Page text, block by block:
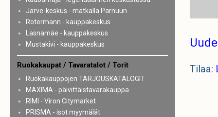
Tilaa:
Järve-keskus - matkalla Pärnuun
Rotermann - kauppakeskus
Lasnamäe - kauppakeskus
Mustakivi - kauppakeskus
Ruokakaupat / Tavaratalot / Torit
Ruokakauppojen TARJOUSKATALOGIT
MAXIMA - päivittäistavarakauppa
RIMI - Viron Citymarket
PRISMA - isot myymälät